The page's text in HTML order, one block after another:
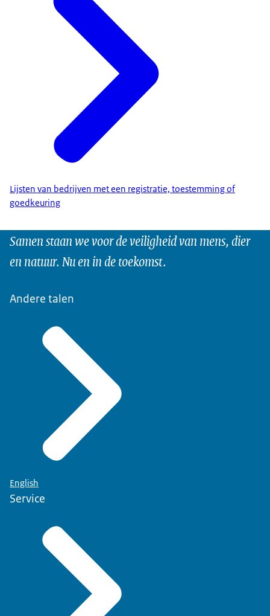
Lijsten van bedrijven met een registratie, toestemming of
goedkeuring
Samen staan we voor de veiligheid van mens, dier
en natuur. Nu en in de toekomst.
Andere talen
English
Service